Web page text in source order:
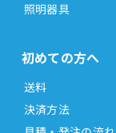
照明器具
初めての方へ
送料
決済方法